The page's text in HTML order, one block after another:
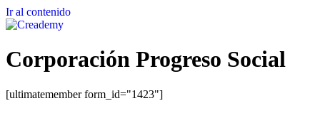
Ir al contenido
Corporación Progreso Social
[ultimatemember form_id="1423"]